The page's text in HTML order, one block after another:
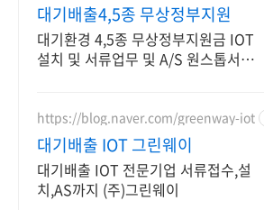
대기배출4,5종 무상정부지원
대기환경 4,5종 무상정부지원금 IOT
설치 및 서류업무 및 A/S 원스톱서비
https://blog.naver.com/greenway-iot
대기배출 IOT 그린웨이
대기배출 IOT 전문기업 서류접수,설
치,AS까지 (주)그린웨이